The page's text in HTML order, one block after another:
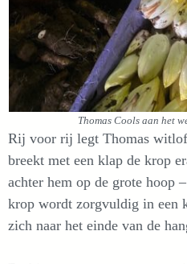
Thomas Cools aan het
Rij voor rij legt Thomas
breekt met een klap de krop
achter hem op de grote hoop
krop wordt zorgvuldig in een
zich naar het einde van de